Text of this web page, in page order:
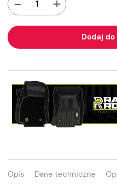
Dodaj do
Opis Dane techniczne